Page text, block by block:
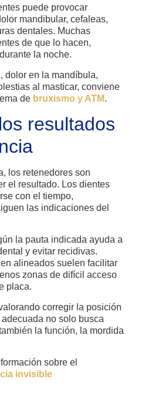
puede provocar
mandibular, cefaleas,
dentales. Muchas
de que lo hacen,
la noche.
dolor en la mandíbula,
al masticar, conviene
de bruxismo y ATM.
resultados
los retenedores son
el resultado. Los dientes
con el tiempo,
las indicaciones del
la pauta indicada ayuda a
y evitar recidivas.
alineados suelen facilitar
zonas de difícil acceso
placa.
corregir la posición
no solo busca
la función, la mordida
sobre el
invisible